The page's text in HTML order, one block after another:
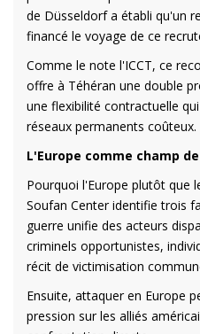
de Düsseldorf a établi qu'un
financé le voyage de ce
Comme le note l'ICCT, ce
offre à Téhéran une double
une flexibilité contractuelle
réseaux permanents coûteux.
L'Europe comme champ
Pourquoi l'Europe plutôt que
Soufan Center identifie trois
guerre unifie des acteurs
criminels opportunistes,
récit de victimisation
Ensuite, attaquer en Europe
pression sur les alliés